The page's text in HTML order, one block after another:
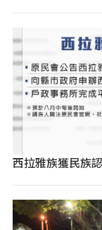
西拉雅族獲民族